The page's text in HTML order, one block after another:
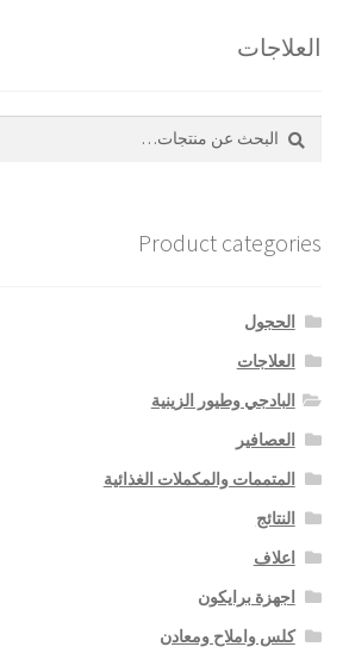
العلاجات
البحث
عن:
بحث
Product categories
الحجول
العلاجات
البادجي وطيور الزينية
العصافير
المتممات والمكملات الغذائية
النتائج
اعلاف
اجهزة برايكون
كلس واملاح ومعادن